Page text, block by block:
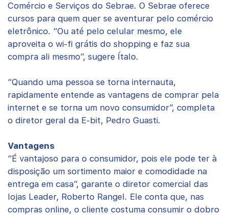
Comércio e Serviços do Sebrae. O Sebrae oferece
cursos para quem quer se aventurar pelo comércio
eletrônico. “Ou até pelo celular mesmo, ele
aproveita o wi-fi grátis do shopping e faz sua
compra ali mesmo”, sugere Ítalo.
“Quando uma pessoa se torna internauta,
rapidamente entende as vantagens de comprar pela
internet e se torna um novo consumidor”, completa
o diretor geral da E-bit, Pedro Guasti.
Vantagens
“É vantajoso para o consumidor, pois ele pode ter à
disposição um sortimento maior e comodidade na
entrega em casa”, garante o diretor comercial das
lojas Leader, Roberto Rangel. Ele conta que, nas
compras online, o cliente costuma consumir o dobro